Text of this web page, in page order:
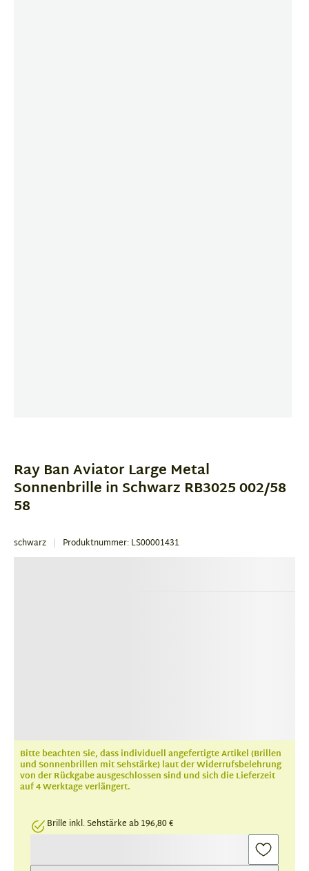
3
Ray Ban Aviator Large Metal
Sonnenbrille in Schwarz RB3025 002/58
58
schwarz Produktnummer: LS00001431
Bitte beachten Sie, dass individuell angefertigte Artikel (Brillen
und Sonnenbrillen mit Sehstärke) laut der Widerrufsbelehrung
von der Rückgabe ausgeschlossen sind und sich die Lieferzeit
auf 4 Werktage verlängert.
Brille inkl. Sehstärke ab 196,80 €